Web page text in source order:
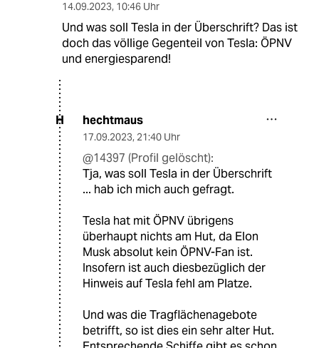
14.09.2023, 10:46 Uhr
Und was soll Tesla in der Überschrift? Das ist
doch das völlige Gegenteil von Tesla: ÖPNV
und energiesparend!
H hechtmaus
17.09.2023, 21:40 Uhr
@14397 (Profil gelöscht):
Tja, was soll Tesla in der Überschrift
... hab ich mich auch gefragt.
Tesla hat mit ÖPNV übrigens
überhaupt nichts am Hut, da Elon
Musk absolut kein ÖPNV-Fan ist.
Insofern ist auch diesbezüglich der
Hinweis auf Tesla fehl am Platze.
Und was die Tragflächenagebote
betrifft, so ist dies ein sehr alter Hut.